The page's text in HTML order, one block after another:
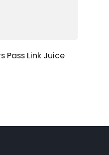
Pass Link Juice